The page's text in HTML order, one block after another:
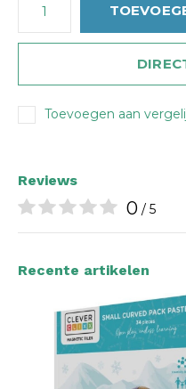
Toevoegen aan
Reviews
0 / 5
Recente artikelen